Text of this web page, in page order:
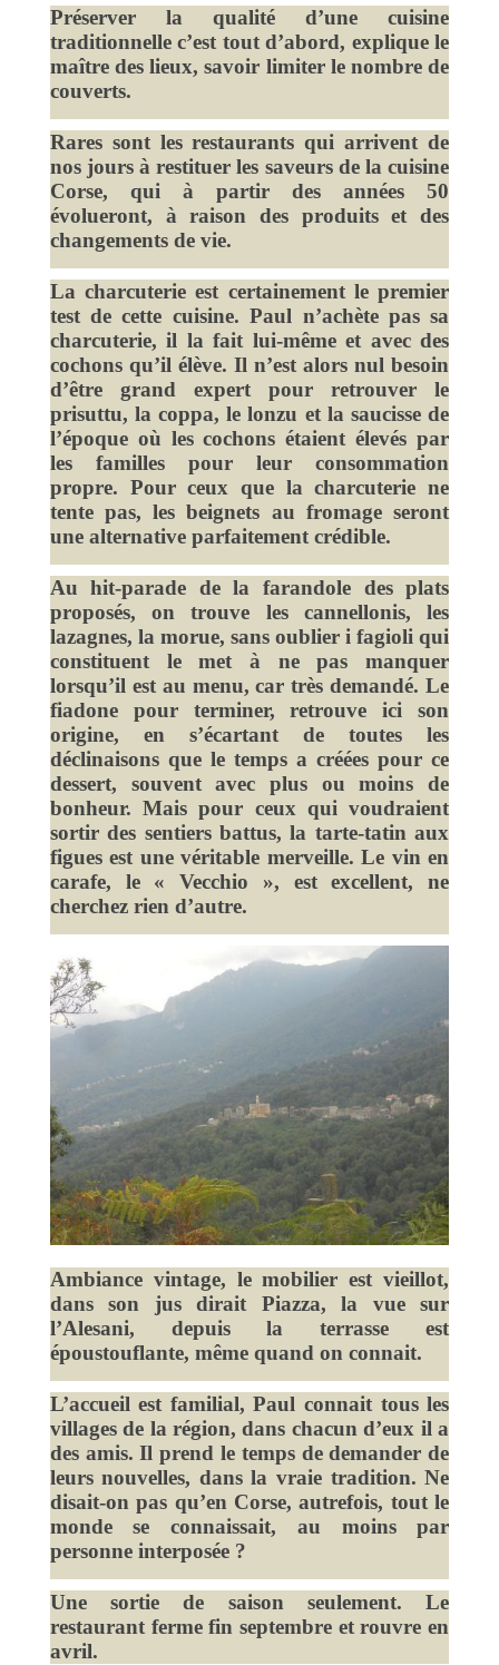
Préserver la qualité d’une cuisine
traditionnelle c’est tout d’abord, explique le
maître des lieux, savoir limiter le nombre de
couverts.
Rares sont les restaurants qui arrivent de
nos jours à restituer les saveurs de la cuisine
Corse, qui à partir des années 50
évolueront, à raison des produits et des
changements de vie.
La charcuterie est certainement le premier
test de cette cuisine. Paul n’achète pas sa
charcuterie, il la fait lui-même et avec des
cochons qu’il élève. Il n’est alors nul besoin
d’être grand expert pour retrouver le
prisuttu, la coppa, le lonzu et la saucisse de
l’époque où les cochons étaient élevés par
les familles pour leur consommation
propre. Pour ceux que la charcuterie ne
tente pas, les beignets au fromage seront
une alternative parfaitement crédible.
Au hit-parade de la farandole des plats
proposés, on trouve les cannellonis, les
lazagnes, la morue, sans oublier i fagioli qui
constituent le met à ne pas manquer
lorsqu’il est au menu, car très demandé. Le
fiadone pour terminer, retrouve ici son
origine, en s’écartant de toutes les
déclinaisons que le temps a créées pour ce
dessert, souvent avec plus ou moins de
bonheur. Mais pour ceux qui voudraient
sortir des sentiers battus, la tarte-tatin aux
figues est une véritable merveille. Le vin en
carafe, le « Vecchio », est excellent, ne
cherchez rien d’autre.
Ambiance vintage, le mobilier est vieillot,
dans son jus dirait Piazza, la vue sur
l’Alesani, depuis la terrasse est
époustouflante, même quand on connait.
L’accueil est familial, Paul connait tous les
villages de la région, dans chacun d’eux il a
des amis. Il prend le temps de demander de
leurs nouvelles, dans la vraie tradition. Ne
disait-on pas qu’en Corse, autrefois, tout le
monde se connaissait, au moins par
personne interposée ?
Une sortie de saison seulement. Le
restaurant ferme fin septembre et rouvre en
avril.